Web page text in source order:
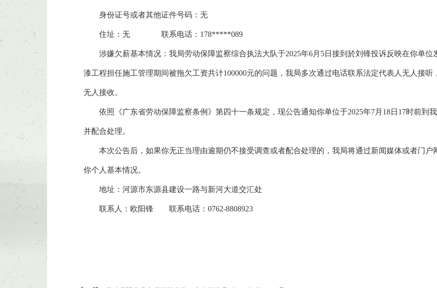
身份证号或者其他证件号码：无
住址：无 联系电话：178*****089
涉嫌欠薪基本情况：我局劳动保障监察综合执法大队于2025年6月5日接到於刘锋投诉反映在你单位
漆工程担任施工管理期间被拖欠工资共计100000元的问题，我局多次通过电话联系法定代表人无人接
无人接收。
依照《广东省劳动保障监察条例》第四十一条规定，现公告通知你单位于2025年7月18日17时前到
并配合处理。
本次公告后，如果你无正当理由逾期仍不接受调查或者配合处理的，我局将通过新闻媒体或者门户
你个人基本情况。
地址：河源市东源县建设一路与新河大道交汇处
联系人：欧阳锋 联系电话：0762-8808923